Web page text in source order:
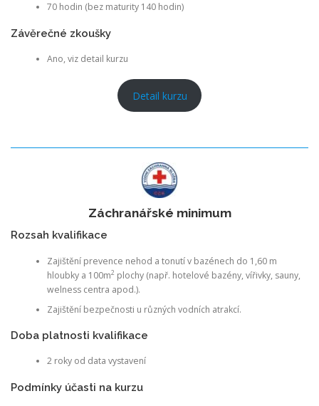
70 hodin (bez maturity 140 hodin)
Závěrečné zkoušky
Ano, viz detail kurzu
Detail kurzu
Záchranářské minimum
Rozsah kvalifikace
Zajištění prevence nehod a tonutí v bazénech do 1,60 m
hloubky a 100m2 plochy (např. hotelové bazény, vířivky, sauny,
welness centra apod.).
Zajištění bezpečnosti u různých vodních atrakcí.
Doba platnosti kvalifikace
2 roky od data vystavení
Podmínky účasti na kurzu